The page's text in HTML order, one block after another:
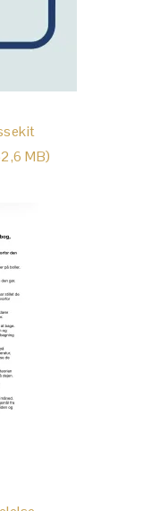
MB)